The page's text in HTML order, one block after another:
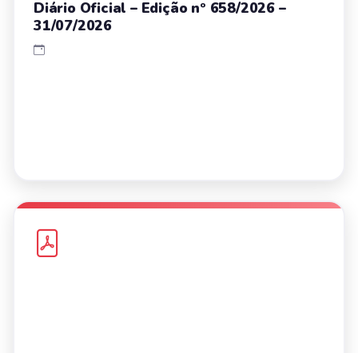
Diário Oficial – Edição nº 658/2026 –
31/07/2026